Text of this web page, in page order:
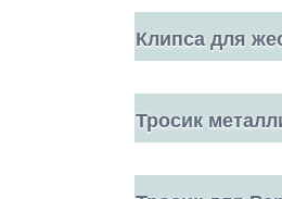
Клипса для
Тросик